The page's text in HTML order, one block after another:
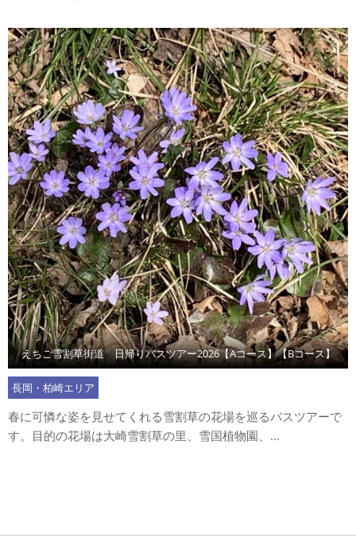
えちご雪割草街道 日帰りバスツアー2026【Aコース】【Bコース】
長岡・柏崎エリア
春に可憐な姿を見せてくれる雪割草の花場を巡るバスツアーで
す。目的の花場は大崎雪割草の里、雪国植物園、...